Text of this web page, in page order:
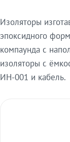
Изоляторы
эпоксидного
компаунда с
изоляторы с
ИН-001 и кабель.